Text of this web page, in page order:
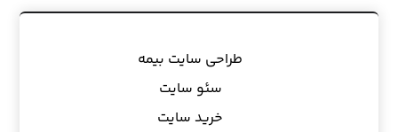
طراحی سایت بیمه
سئو سایت
خرید سایت